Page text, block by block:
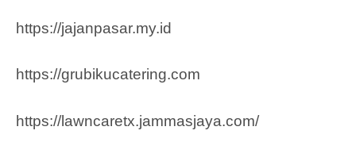
https://jajanpasar.my.id
https://grubikucatering.com
https://lawncaretx.jammasjaya.com/